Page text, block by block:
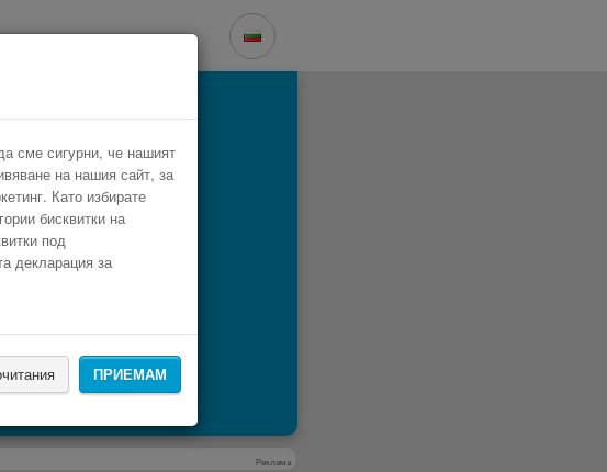
сме сигурни, че нашият
на нашия сайт, за
Като избирате
бисквитки на
под
декларация за
ПРИЕМАМ
Реклама